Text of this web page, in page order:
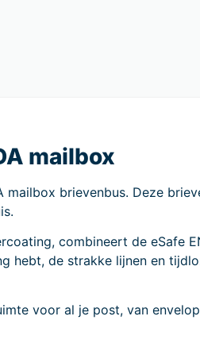
mailbox
mailbox brievenbus. Deze
combineert de eSafe
hebt, de strakke lijnen en
voor al je post, van